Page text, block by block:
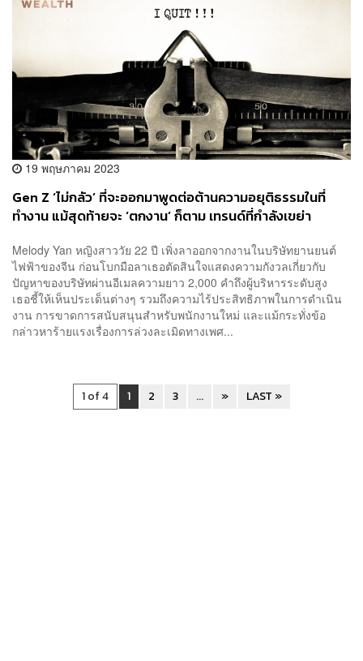
19 พฤษภาคม 2023
Gen Z ‘ไม่กลัว’ ที่จะออกมาพูดต่อต้านความอยุติธรรมในที่
ทำงาน แม้สุดท้ายจะ ‘ตกงาน’ ก็ตาม เทรนด์ที่กำลังเขย่า
Melody Yan หญิงสาววัย 22 ปี เพิ่งลาออกจากงานในบริษัทยานยนต์
ไฟฟ้าของจีน ก่อนโบกมือลาเธอตัดสินใจแสดงความกังวลเกี่ยวกับ
ปัญหาของบริษัทผ่านอีเมลความยาว 2,000 คำถึงผู้บริหารระดับสูง
เธอชี้ให้เห็นประเด็นต่างๆ รวมถึงความไร้ประสิทธิภาพในการดำเนิน
งาน การขาดการสนับสนุนสำหรับพนักงานใหม่ และแม้กระทั่งข้อ
กล่าวหาร้ายแรงเรื่องการล่วงละเมิดทางเพศ...
1 of 4 1 2 3 ... » LAST »